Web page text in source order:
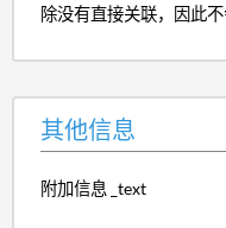
除没有直接关联，因此
其他信息
附加信息 _text